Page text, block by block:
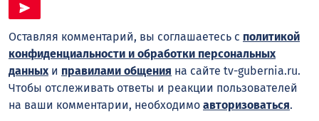
Оставляя комментарий, вы соглашаетесь с политикой
конфиденциальности и обработки персональных
данныхи правилами общения на сайте tv-gubernia.ru.
Чтобы отслеживать ответы и реакции пользователей
на ваши комментарии, необходимо авторизоваться.